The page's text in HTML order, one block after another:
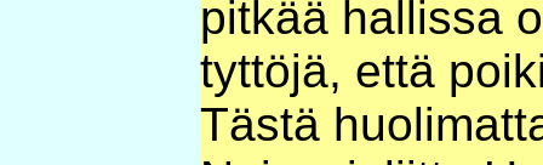
pitkää hallissa
tyttöjä, että
Tästä